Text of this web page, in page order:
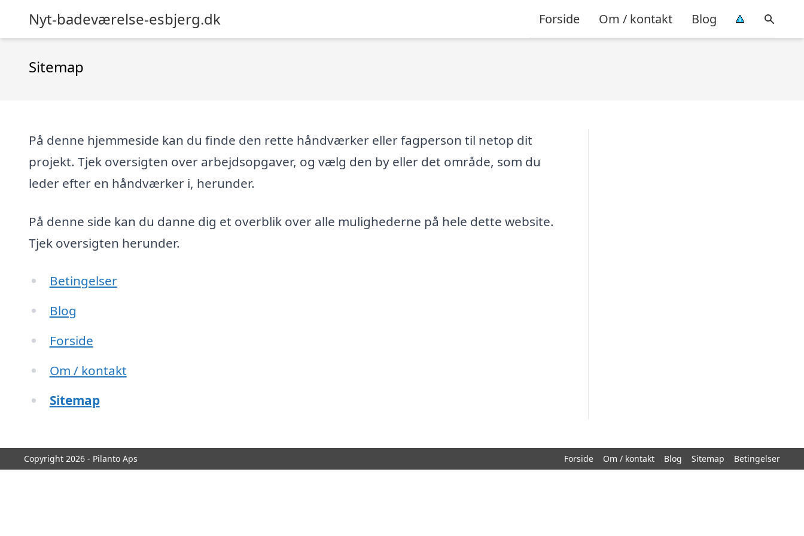
Nyt-badeværelse-esbjerg.dk Forside Om / kontakt Blog
Sitemap
På denne hjemmeside kan du finde den rette håndværker eller fagperson til netop dit
projekt. Tjek oversigten over arbejdsopgaver, og vælg den by eller det område, som du
leder efter en håndværker i, herunder.
På denne side kan du danne dig et overblik over alle mulighederne på hele dette website.
Tjek oversigten herunder.
Betingelser
Blog
Forside
Om / kontakt
Sitemap
Copyright 2026 - Pilanto Aps Forside Om / kontakt Blog Sitemap Betingelser